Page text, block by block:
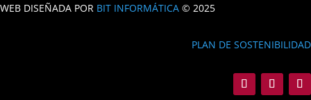
pueden
WEB DISEÑADA POR BIT INFORMÁTICA © 2025
PLAN DE SOSTENIBILIDAD